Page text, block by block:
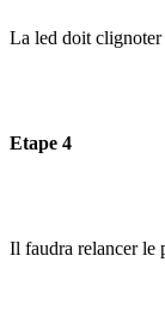
La led doit clignoter
Etape 4
Il faudra relancer le